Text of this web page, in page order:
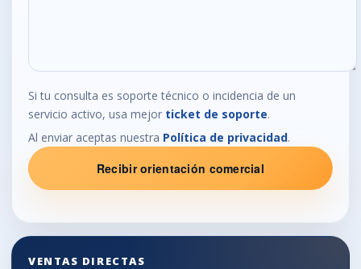
Si tu consulta es soporte técnico o incidencia de un
servicio activo, usa mejor ticket de soporte.
Al enviar aceptas nuestra Política de privacidad.
Recibir orientación comercial
VENTAS DIRECTAS